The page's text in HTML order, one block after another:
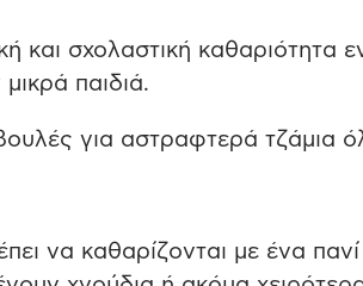
και σχολαστική
παιδιά.
για αστραφτερά τζάμια
να καθαρίζονται με ένα